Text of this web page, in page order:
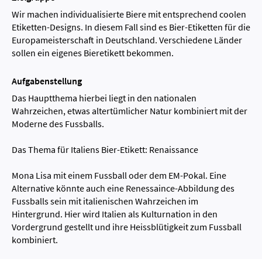
Wir machen individualisierte Biere mit entsprechend coolen
Etiketten-Designs. In diesem Fall sind es Bier-Etiketten für die
Europameisterschaft in Deutschland. Verschiedene Länder
sollen ein eigenes Bieretikett bekommen.
Aufgabenstellung
Das Hauptthema hierbei liegt in den nationalen
Wahrzeichen, etwas altertümlicher Natur kombiniert mit der
Moderne des Fussballs.
Das Thema für Italiens Bier-Etikett: Renaissance
Mona Lisa mit einem Fussball oder dem EM-Pokal. Eine
Alternative könnte auch eine Renessaince-Abbildung des
Fussballs sein mit italienischen Wahrzeichen im
Hintergrund. Hier wird Italien als Kulturnation in den
Vordergrund gestellt und ihre Heissblütigkeit zum Fussball
kombiniert.